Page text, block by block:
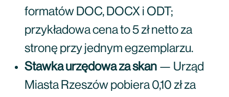
formatów DOC, DOCX i ODT;
przykładowa cena to 5 zł netto za
stronę przy jednym egzemplarzu.
Stawka urzędowa za skan — Urząd
Miasta Rzeszów pobiera 0,10 zł za